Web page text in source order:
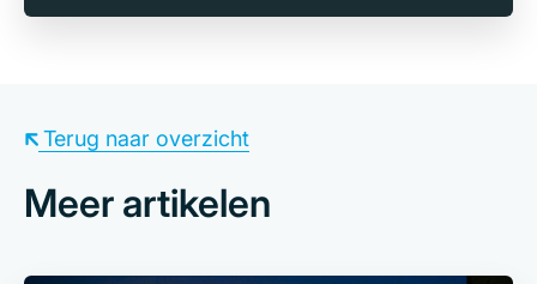
Meer artikelen
Terug naar overzicht